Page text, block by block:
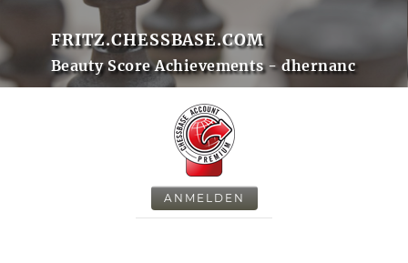
FRITZ.CHESSBASE.COM
Beauty Score Achievements - dhernanc
ANMELDEN